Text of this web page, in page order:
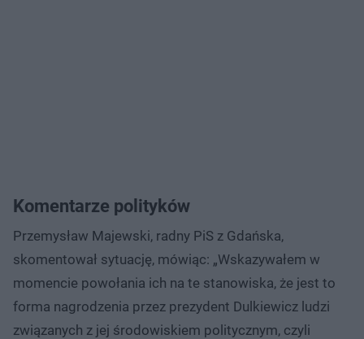
Komentarze polityków
Przemysław Majewski, radny PiS z Gdańska,
skomentował sytuację, mówiąc: „Wskazywałem w
momencie powołania ich na te stanowiska, że jest to
forma nagrodzenia przez prezydent Dulkiewicz ludzi
związanych z jej środowiskiem politycznym, czyli